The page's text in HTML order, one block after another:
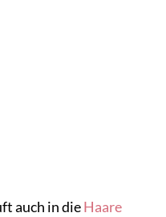
auch in dieHaare